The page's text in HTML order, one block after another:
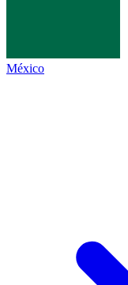
México